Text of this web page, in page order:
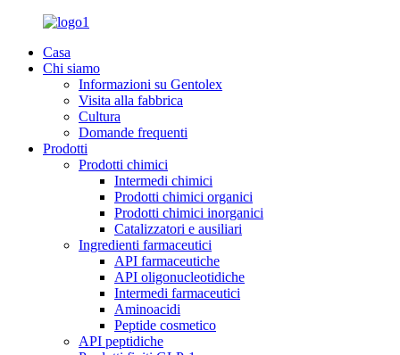
Casa
Chi siamo
Informazioni su Gentolex
Visita alla fabbrica
Cultura
Domande frequenti
Prodotti
Prodotti chimici
Intermedi chimici
Prodotti chimici organici
Prodotti chimici inorganici
Catalizzatori e ausiliari
Ingredienti farmaceutici
API farmaceutiche
API oligonucleotidiche
Intermedi farmaceutici
Aminoacidi
Peptide cosmetico
API peptidiche